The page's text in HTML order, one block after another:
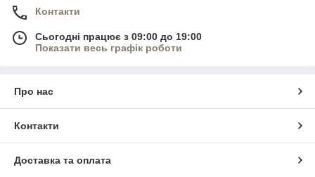
Контакти
Сьогодні працює з 09:00 до 19:00
Показати весь графік роботи
Про нас
Контакти
Доставка та оплата